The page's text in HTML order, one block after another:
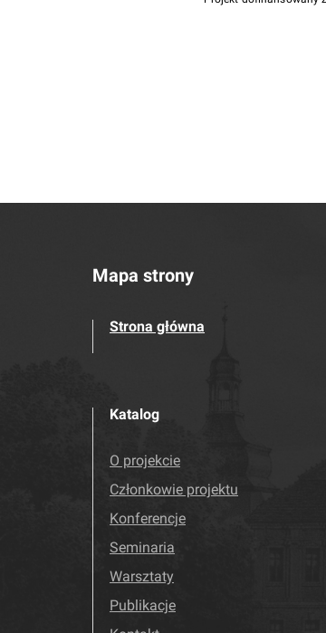
Mapa strony
Strona główna
Katalog
O projekcie
Członkowie projektu
Konferencje
Seminaria
Warsztaty
Publikacje